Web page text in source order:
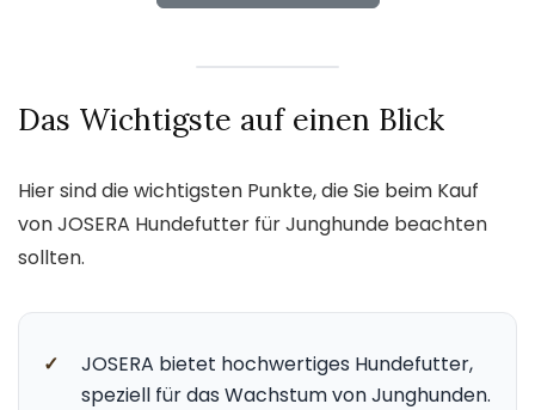
Das Wichtigste auf einen Blick
Hier sind die wichtigsten Punkte, die Sie beim Kauf
von JOSERA Hundefutter für Junghunde beachten
sollten.
✓
JOSERA bietet hochwertiges Hundefutter,
speziell für das Wachstum von Junghunden.